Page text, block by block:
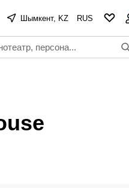
Шымкент, KZ RUS